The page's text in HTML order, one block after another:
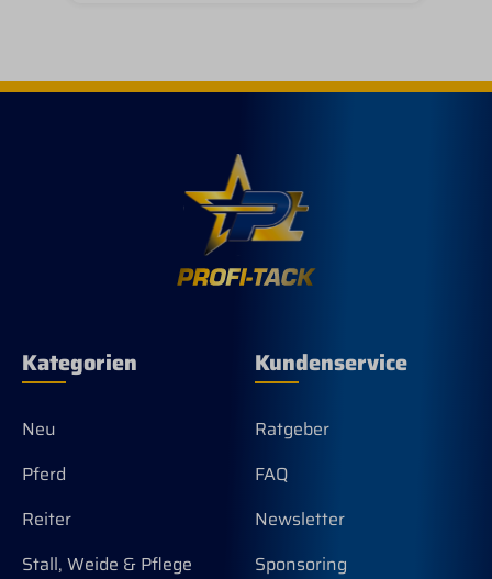
Handschuh im klassischen Schwarz mit
klaren Farbtöne royal und pink
erhältlich.Der Schnitt der Handschuhe
ist Unisex.Verfügbare Größen: XXS, XS,
S, M, LVerfügbare Farben: pink, royal,
Kategorien
Neu
Pferd
Reiter
Stall, Weide & Pflege
Kundenservice
Ratgeber
FAQ
Newsletter
Sponsoring